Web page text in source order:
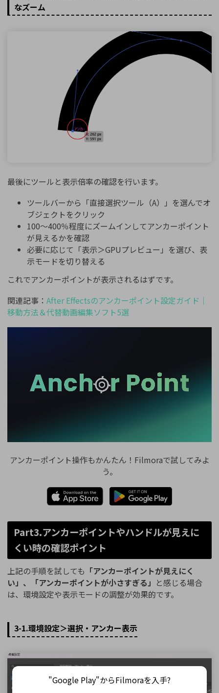
なズーム
最後にツールと表示倍率の確認を行います。
ツールバーから「直接選択ツール（A）」を選んでオ
ブジェクトをクリック
100〜400％程度にズームインしてアンカーポイント
が見えるかを確認
必要に応じて「表示＞GPUプレビュー」を選び、表
示モードを切り替える
これでアンカーポイントが表示されるはずです。
関連記事： After Effectsのアンカーポイント設定ガイド｜
移動方法＆代替動画編集ソフト5選
アンカーポイント操作もかんたん！Filmoraで試してみよ
う。
Part3.アンカーポイントやハンドルが見えに
くい時の確認ポイント
上記の手順を試しても 「アンカーポイントが見えにく
い」、「アンカーポイントが小さすぎる」 と感じる場合
は、環境設定や表示モードの調整が効果的です。
3-1.環境設定＞選択・アンカー表示
"Google Play"からFilmoraを入手?